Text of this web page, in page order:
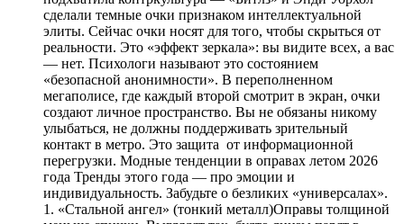
сделали темные очки признаком интеллектуальной
элиты. Сейчас очки носят для того, чтобы скрыться от
реальности. Это «эффект зеркала»: вы видите всех, а вас
— нет. Психологи называют это состоянием
«безопасной анонимности». В переполненном
мегаполисе, где каждый второй смотрит в экран, очки
создают личное пространство. Вы не обязаны никому
улыбаться, не должны поддерживать зрительный
контакт в метро. Это защита от информационной
перегрузки. Модные тенденции в оправах летом 2026
года Тренды этого года — про эмоции и
индивидуальность. Забудьте о безликих «универсалах».
1. «Стальной ангел» (тонкий металл)Оправы толщиной